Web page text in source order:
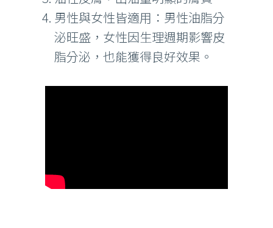
男性與女性皆適用：男性油脂分
泌旺盛，女性因生理週期影響皮
脂分泌，也能獲得良好效果。